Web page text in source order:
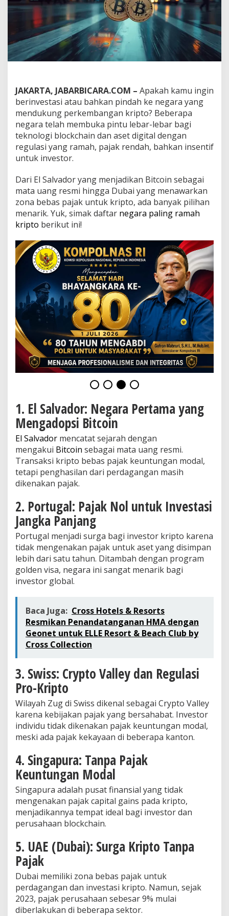
m
a
h
K
r
?
I
n
i
D
a
f
r
1
0
L
o
s
i
T
e
r
b
a
i
k
n
y
a
!
JAKARTA, JABARBICARA.COM – Apakah kamu ingin
berinvestasi atau bahkan pindah ke negara yang
mendukung perkembangan kripto? Beberapa
negara telah membuka pintu lebar-lebar bagi
teknologi blockchain dan aset digital dengan
regulasi yang ramah, pajak rendah, bahkan insentif
untuk investor.
Dari El Salvador yang menjadikan Bitcoin sebagai
mata uang resmi hingga Dubai yang menawarkan
zona bebas pajak untuk kripto, ada banyak pilihan
menarik. Yuk, simak daftar negara paling ramah
kripto berikut ini!
1. El Salvador: Negara Pertama yang
Mengadopsi Bitcoin
El Salvador mencatat sejarah dengan
mengakui Bitcoin sebagai mata uang resmi.
Transaksi kripto bebas pajak keuntungan modal,
tetapi penghasilan dari perdagangan masih
dikenakan pajak.
2. Portugal: Pajak Nol untuk Investasi
Jangka Panjang
Portugal menjadi surga bagi investor kripto karena
tidak mengenakan pajak untuk aset yang disimpan
lebih dari satu tahun. Ditambah dengan program
golden visa, negara ini sangat menarik bagi
investor global.
Baca Juga: Cross Hotels & Resorts
Resmikan Penandatanganan HMA dengan
Geonet untuk ELLE Resort & Beach Club by
Cross Collection
3. Swiss: Crypto Valley dan Regulasi
Pro-Kripto
Wilayah Zug di Swiss dikenal sebagai Crypto Valley
karena kebijakan pajak yang bersahabat. Investor
individu tidak dikenakan pajak keuntungan modal,
meski ada pajak kekayaan di beberapa kanton.
4. Singapura: Tanpa Pajak
Keuntungan Modal
Singapura adalah pusat finansial yang tidak
mengenakan pajak capital gains pada kripto,
menjadikannya tempat ideal bagi investor dan
perusahaan blockchain.
5. UAE (Dubai): Surga Kripto Tanpa
Pajak
Dubai memiliki zona bebas pajak untuk
perdagangan dan investasi kripto. Namun, sejak
2023, pajak perusahaan sebesar 9% mulai
diberlakukan di beberapa sektor.